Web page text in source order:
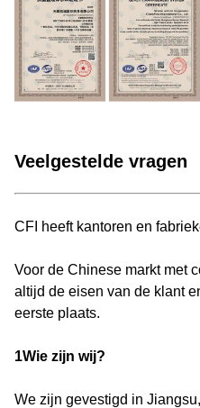
Veelgestelde vragen
CFI heeft kantoren en
Voor de Chinese markt met
altijd de eisen van de klant
eerste plaats.
1Wie zijn wij?
We zijn gevestigd in